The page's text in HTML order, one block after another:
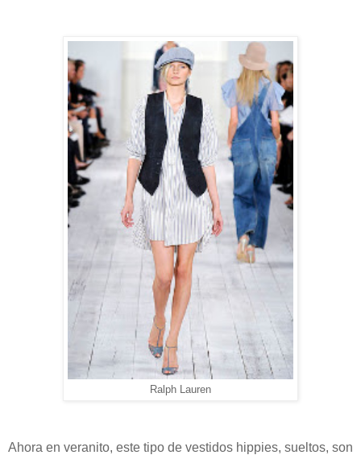
Ralph Lauren
Ahora en veranito, este tipo de vestidos hippies, sueltos, son